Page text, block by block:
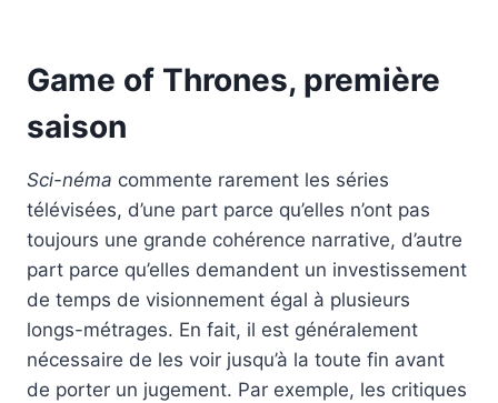
Game of Thrones, première
saison
Sci-néma commente rarement les séries
télévisées, d’une part parce qu’elles n’ont pas
toujours une grande cohérence narrative, d’autre
part parce qu’elles demandent un investissement
de temps de visionnement égal à plusieurs
longs-métrages. En fait, il est généralement
nécessaire de les voir jusqu’à la toute fin avant
de porter un jugement. Par exemple, les critiques